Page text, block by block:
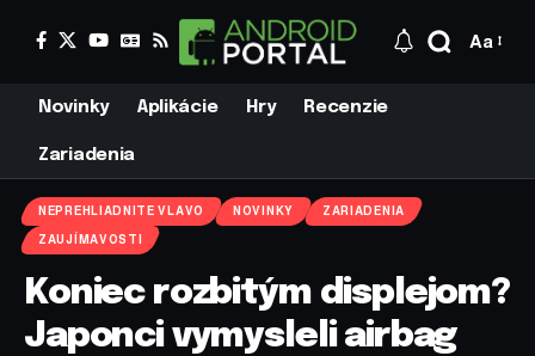
Aa
Novinky Aplikácie Hry Recenzie
Zariadenia
NEPREHLIADNITE VLAVO NOVINKY ZARIADENIA
ZAUJÍMAVOSTI
Koniec rozbitým displejom?
Japonci vymysleli airbag